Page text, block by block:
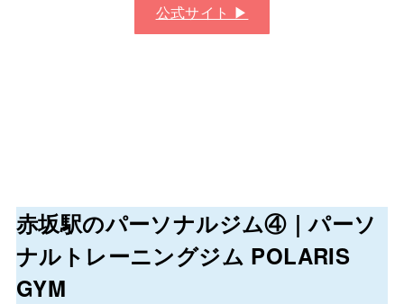
公式サイト ▶︎
赤坂駅のパーソナルジム④｜パーソ
ナルトレーニングジム POLARIS
GYM